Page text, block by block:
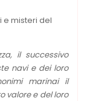
e misteri del
il successivo
navi e dei loro
marinai il
valore e del loro